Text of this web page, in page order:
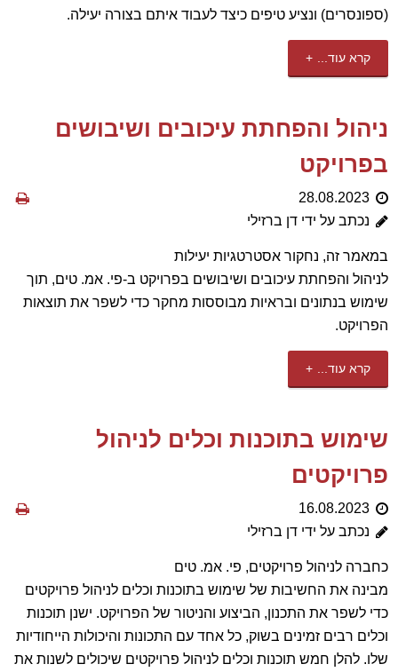
(ספונסרים) ונציע טיפים כיצד לעבוד איתם בצורה יעילה.
קרא עוד...
ניהול והפחתת עיכובים ושיבושים
בפרויקט
28.08.2023
נכתב על ידי דן ברזילי
במאמר זה, נחקור אסטרטגיות יעילות
לניהול והפחתת עיכובים ושיבושים בפרויקט ב-פי. אמ. טים, תוך
שימוש בנתונים ובראיות מבוססות מחקר כדי לשפר את תוצאות
הפרויקט.
קרא עוד...
שימוש בתוכנות וכלים לניהול
פרויקטים
16.08.2023
נכתב על ידי דן ברזילי
כחברה לניהול פרויקטים, פי. אמ. טים
מבינה את החשיבות של שימוש בתוכנות וכלים לניהול פרויקטים
כדי לשפר את התכנון, הביצוע והניטור של הפרויקט. ישנן תוכנות
וכלים רבים זמינים בשוק, כל אחד עם התכונות והיכולות הייחודיות
שלו. להלן חמש תוכנות וכלים לניהול פרויקטים שיכולים לשנות את